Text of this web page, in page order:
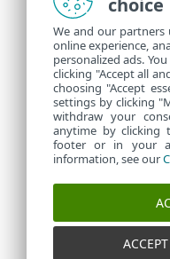
choice
We and our partners
online experience,
personalized ads.
clicking "Accept all
choosing "Accept
settings by clicking
withdraw your
anytime by clicking
footer or in your
information, see our